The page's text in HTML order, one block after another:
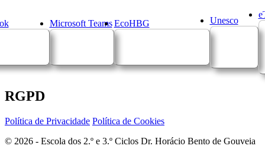
Microsoft Teams EcoHBG Unesco
RGPD
Política de Privacidade Política de Cookies
© 2026 - Escola dos 2.º e 3.º Ciclos Dr. Horácio Bento de Gouveia